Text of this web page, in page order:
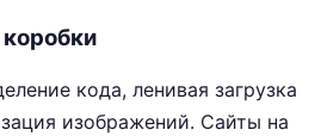
кода, ленивая загрузка
изображений. Сайты на